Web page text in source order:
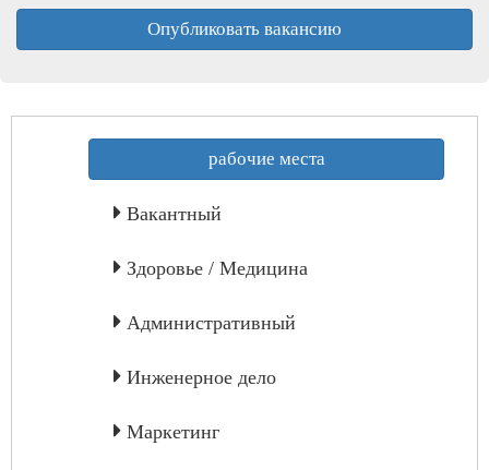
Опубликовать вакансию
рабочие места
Вакантный
Здоровье / Медицина
Административный
Инженерное дело
Маркетинг